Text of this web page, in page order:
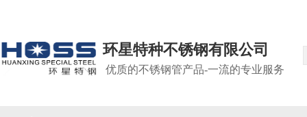
环星特种不锈钢有限公司
优质的不锈钢管产品-一流的专业服务